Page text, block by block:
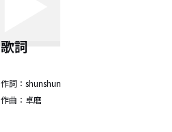
歌詞
作詞： shunshun
作曲： 卓磨